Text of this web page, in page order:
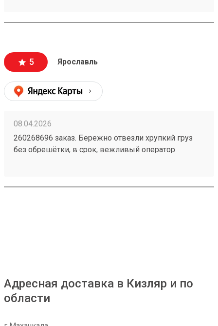
цена!
5 Ярославль
08.04.2026
260268696 заказ. Бережно отвезли хрупкий груз
без обрешётки, в срок, вежливый оператор
Адресная доставка в Кизляр и по
области